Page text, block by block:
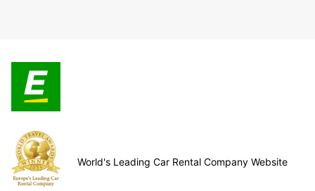
World's Leading Car Rental Company Website